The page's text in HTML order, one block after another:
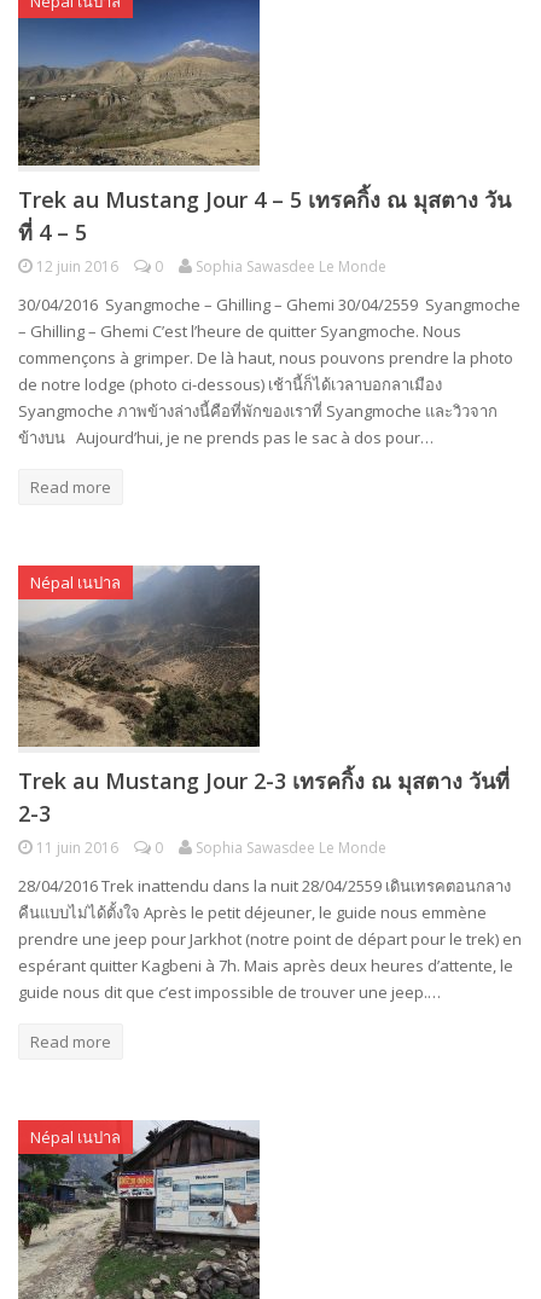
Trek au Mustang Jour 4 – 5 เทรคกิ้ง ณ มุสตาง วัน
ที่ 4 – 5
12 juin 2016 0 Sophia Sawasdee Le Monde
30/04/2016 Syangmoche – Ghilling – Ghemi 30/04/2559 Syangmoche
– Ghilling – Ghemi C’est l’heure de quitter Syangmoche. Nous
commençons à grimper. De là haut, nous pouvons prendre la photo
de notre lodge (photo ci-dessous) เช้านี้ก็ได้เวลาบอกลาเมือง
Syangmoche ภาพข้างล่างนี้คือที่พักของเราที่ Syangmoche และวิวจาก
ข้างบน Aujourd’hui, je ne prends pas le sac à dos pour…
Read more
Népal เนปาล
Trek au Mustang Jour 2-3 เทรคกิ้ง ณ มุสตาง วันที่
2-3
11 juin 2016 0 Sophia Sawasdee Le Monde
28/04/2016 Trek inattendu dans la nuit 28/04/2559 เดินเทรคตอนกลาง
คืนแบบไม่ได้ตั้งใจ Après le petit déjeuner, le guide nous emmène
prendre une jeep pour Jarkhot (notre point de départ pour le trek) en
espérant quitter Kagbeni à 7h. Mais après deux heures d’attente, le
guide nous dit que c’est impossible de trouver une jeep.…
Read more
Népal เนปาล